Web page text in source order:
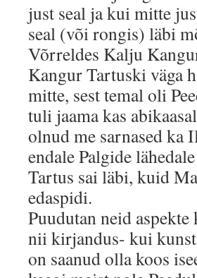
just seal ja kui mitte
seal (või rongis) läbi
Võrreldes Kalju
Kangur Tartuski väga
mitte, sest temal oli
tuli jaama kas
olnud me sarnased ka
endale Palgide
Tartus sai läbi, kuid
edaspidi.
Puudutan neid
nii kirjandus- kui
on saanud olla koos